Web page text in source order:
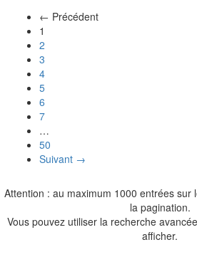
← Précédent
1
2
3
4
5
6
7
…
50
Suivant →
Attention : au maximum 1000 entrées sur
la pagination.
Vous pouvez utiliser la recherche
afficher.